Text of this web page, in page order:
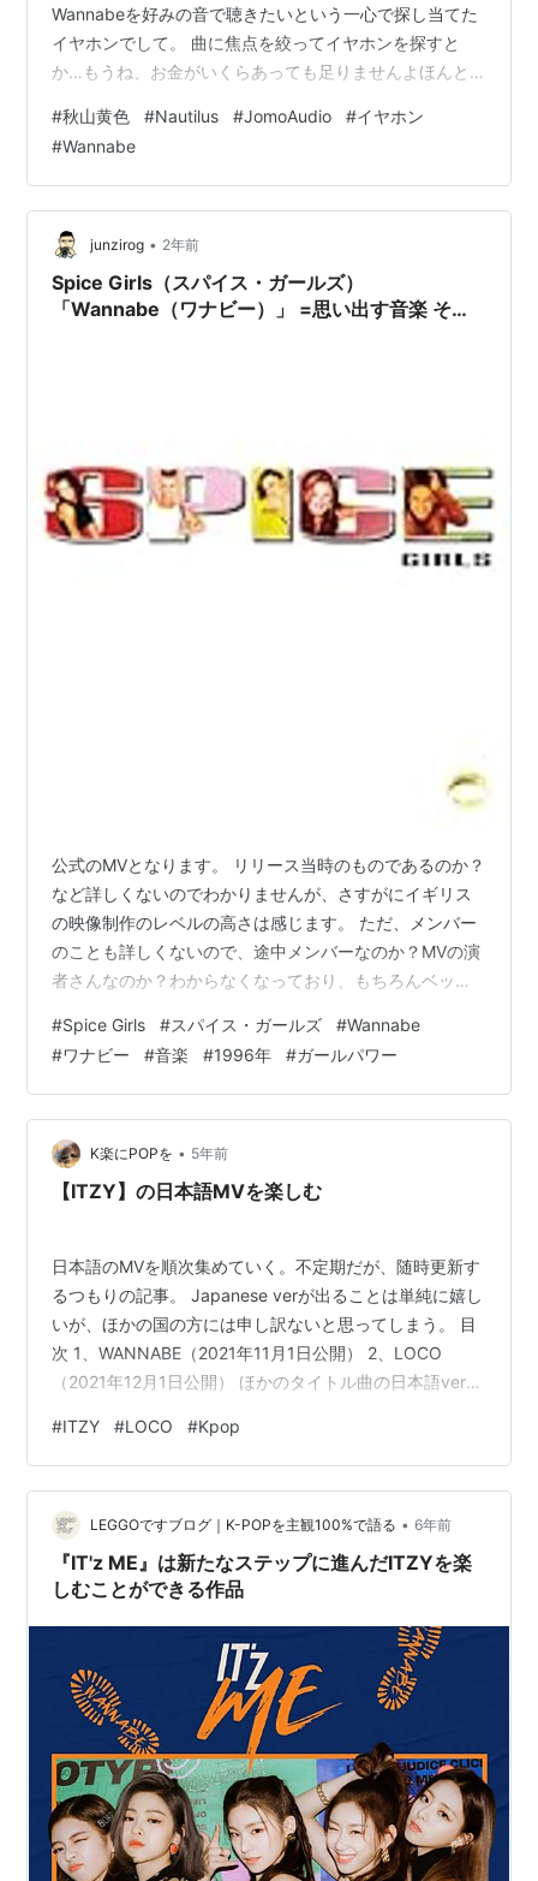
Wannabeを好みの音で聴きたいという一心で探し当てた
イヤホンでして。 曲に焦点を絞ってイヤホンを探すと
か…もうね、お金がいくらあっても足りませんよほんと
わかるはず。 この曲、ほんっっっっとーーーーーに音数
が多い。 いやどんだけ鳴るねん！！ってツッコミ入れた
くなるぐらい多い。 しかも最低域から最高域までの帯域
が広すぎて、たぶん安物イヤホンじゃものすごく残念な
鳴りにしかならない。 別にハイレゾ対応を買えと言って
いるわけではなく。 （…
#秋山黄色 #Nautilus #JomoAudio #イヤホン
#Wannabe
junzirog • 2年前
Spice Girls（スパイス・ガールズ）
「Wannabe（ワナビー）」 =思い出す音楽 その
公式のMVとなります。 リリース当時のものであるのか？
など詳しくないのでわかりませんが、さすがにイギリス
の映像制作のレベルの高さは感じます。 ただ、メンバー
のことも詳しくないので、途中メンバーなのか？MVの演
者さんなのか？わからなくなっており、もちろんベッカ
ん。そんな僕をお許し下さい（笑） ● 今日は久しぶりの
洋楽です。 イギリスのアイドル・グループ、Spice
Girls（スパイス・ガールズ）のデビュー曲
「Wannabe（ワナビー）」です。 リリースが、1996年7
月。同年9月（日本・イギリスでは11月）にリリースされ
たアルバム「Spice（…
#Spice Girls #スパイス・ガールズ #Wannabe
#ワナビー #音楽 #1996年 #ガールパワー
K楽にPOPを • 5年前
【ITZY】の日本語MVを楽しむ
日本語のMVを順次集めていく。不定期だが、随時更新す
るつもりの記事。 Japanese verが出ることは単純に嬉し
いが、ほかの国の方には申し訳ないと思ってしまう。 目
次 1、WANNABE（2021年11月1日公開） 2、LOCO
（2021年12月1日公開） ほかのタイトル曲の日本語verは
として新たに撮っている。LOCOは韓国verと並行しての
撮影。いずれもMV公開後すぐに、音楽の急上昇ランキン
グには入っているので、注目度が高いのが分かる。 今後
もタイトル曲は日本語verと同時並行で進めていくのかも
しれない。そのうち、TWICEの様…
#ITZY #LOCO #Kpop
LEGGOですブログ｜K-POPを主観100%で語る • 6年前
『IT'z ME』は新たなステップに進んだITZYを楽
しむことができる作品